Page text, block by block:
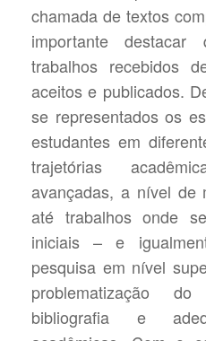
chamada de textos
importante
trabalhos recebidos
aceitos e publicados.
se representados os
estudantes em
trajetórias
avançadas, a nível de
até trabalhos onde
iniciais – e
pesquisa em nível
problematização
bibliografia e